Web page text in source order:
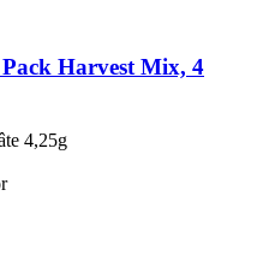
Harvest Mix, 4
4,25g